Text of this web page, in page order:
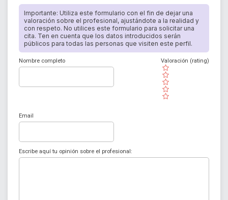
Importante: Utiliza este formulario con el fin de dejar una
valoración sobre el profesional, ajustándote a la realidad y
con respeto. No utilices este formulario para solicitar una
cita. Ten en cuenta que los datos introducidos serán
públicos para todas las personas que visiten este perfil.
Nombre completo
( )
( )
( )
( )
( )
Valoración (rating)
Email
Escribe aquí tu opinión sobre el profesional: